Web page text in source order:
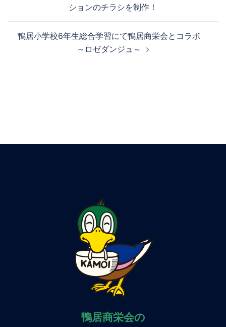
ションのチラシを制作！
鴨居小学校6年生総合学習にて鴨居商栄会とコラボ
～ロゼダンジュ～
鴨居商栄会の